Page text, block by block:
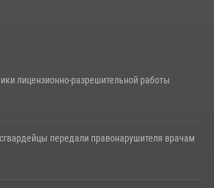
лицензионно-разрешительной работы
передали правонарушителя врачам